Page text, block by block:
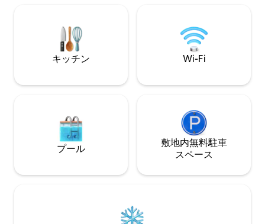
吸して、大切なも
ょう。♡「保存」
いキャビンでの滞
す
キッチン Wi-Fi
プール
敷地内無料駐⁠車
ス⁠ペ⁠ー⁠ス